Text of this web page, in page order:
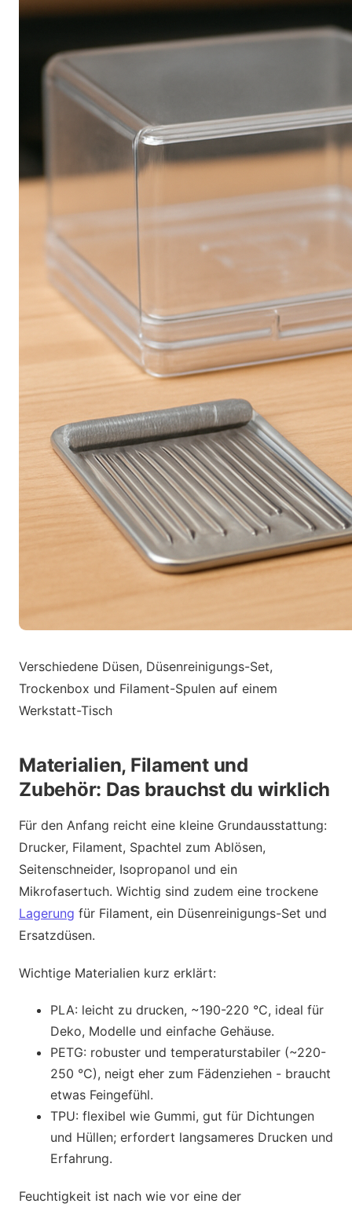
Verschiedene Düsen, Düsenreinigungs-Set,
Trockenbox und Filament-Spulen auf einem
Werkstatt-Tisch
Materialien, Filament und
Zubehör: Das brauchst du wirklich
Für den Anfang reicht eine kleine Grundausstattung:
Drucker, Filament, Spachtel zum Ablösen,
Seitenschneider, Isopropanol und ein
Mikrofasertuch. Wichtig sind zudem eine trockene
Lagerung für Filament, ein Düsenreinigungs-Set und
Ersatzdüsen.
Wichtige Materialien kurz erklärt:
PLA: leicht zu drucken, ~190-220 °C, ideal für
Deko, Modelle und einfache Gehäuse.
PETG: robuster und temperaturstabiler (~220-
250 °C), neigt eher zum Fädenziehen - braucht
etwas Feingefühl.
TPU: flexibel wie Gummi, gut für Dichtungen
und Hüllen; erfordert langsameres Drucken und
Erfahrung.
Feuchtigkeit ist nach wie vor eine der